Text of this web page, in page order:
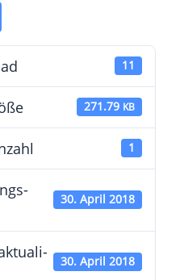
11
271.79 KB
1
30. April 2018
30. April 2018